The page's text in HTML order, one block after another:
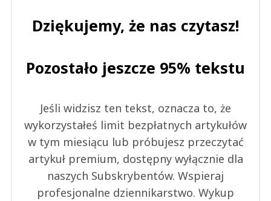
Dziękujemy, że nas czytasz!
Pozostało jeszcze 95% tekstu
Jeśli widzisz ten tekst, oznacza to, że
wykorzystałeś limit bezpłatnych artykułów
w tym miesiącu lub próbujesz przeczytać
artykuł premium, dostępny wyłącznie dla
naszych Subskrybentów. Wspieraj
profesjonalne dziennikarstwo. Wykup